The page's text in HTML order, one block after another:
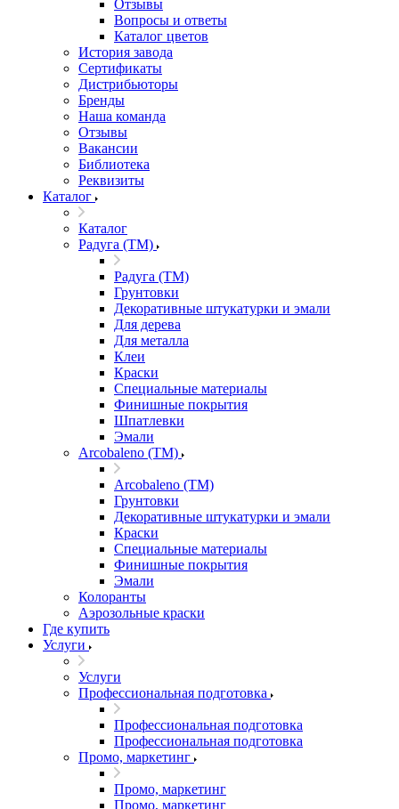
Отзывы
Вопросы и ответы
Каталог цветов
История завода
Сертификаты
Дистрибьюторы
Бренды
Наша команда
Отзывы
Вакансии
Библиотека
Реквизиты
Каталог
Каталог
Радуга (ТМ)
Радуга (ТМ)
Грунтовки
Декоративные штукатурки и эмали
Для дерева
Для металла
Клеи
Краски
Специальные материалы
Финишные покрытия
Шпатлевки
Эмали
Arcobaleno (ТМ)
Arcobaleno (ТМ)
Грунтовки
Декоративные штукатурки и эмали
Краски
Специальные материалы
Финишные покрытия
Эмали
Колоранты
Аэрозольные краски
Где купить
Услуги
Услуги
Профессиональная подготовка
Профессиональная подготовка
Профессиональная подготовка
Промо, маркетинг
Промо, маркетинг
Промо, маркетинг